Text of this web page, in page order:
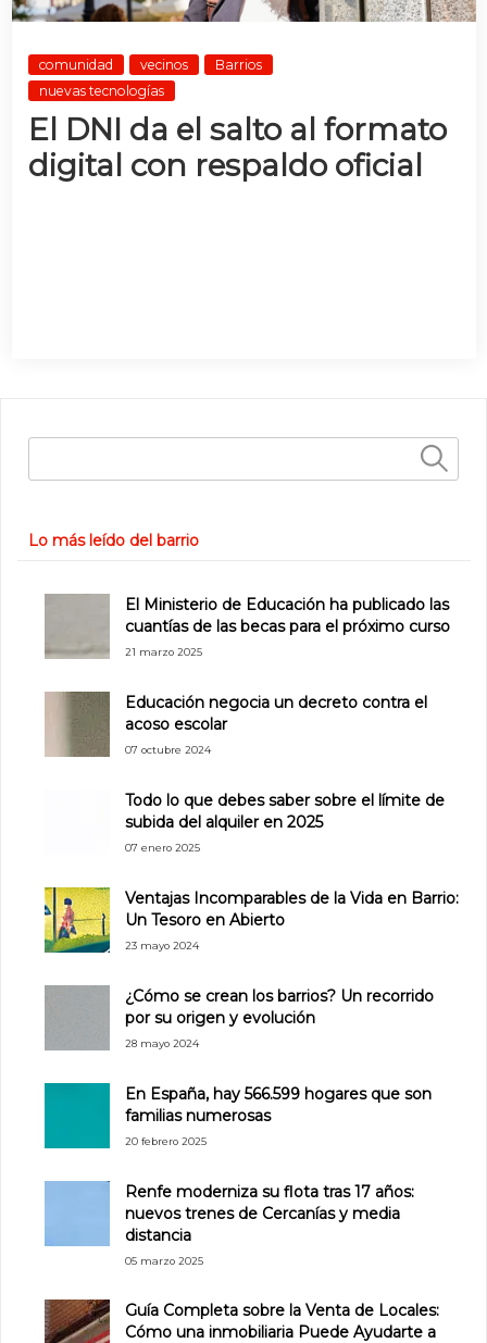
comunidad vecinos
Barrios
nuevas tecnologías
El DNI da el salto al formato
digital con respaldo oficial
Lo más leído del barrio
El Ministerio de Educación ha publicado las
cuantías de las becas para el próximo curso
21 marzo 2025
Educación negocia un decreto contra el
acoso escolar
07 octubre 2024
Todo lo que debes saber sobre el límite de
subida del alquiler en 2025
07 enero 2025
Ventajas Incomparables de la Vida en Barrio:
Un Tesoro en Abierto
23 mayo 2024
¿Cómo se crean los barrios? Un recorrido
por su origen y evolución
28 mayo 2024
En España, hay 566.599 hogares que son
familias numerosas
20 febrero 2025
Renfe moderniza su flota tras 17 años:
nuevos trenes de Cercanías y media
distancia
05 marzo 2025
Guía Completa sobre la Venta de Locales:
Cómo una inmobiliaria Puede Ayudarte a